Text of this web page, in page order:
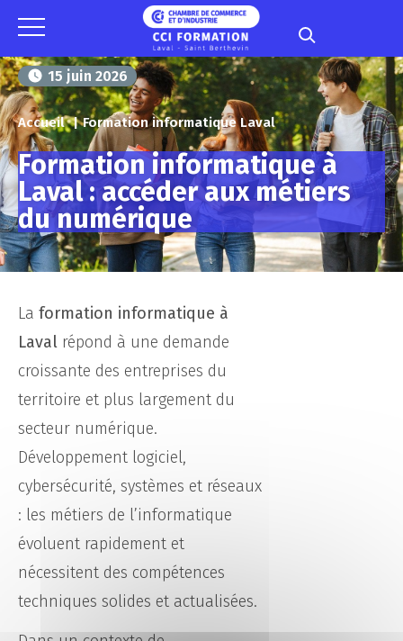
Accueil Formation informatique Laval
15 juin 2026
Formation informatique à
Laval : accéder aux métiers
du numérique​
La formation informatique à
Laval répond à une demande
croissante des entreprises du
territoire et plus largement du
secteur numérique.
Développement logiciel,
cybersécurité, systèmes et réseaux
: les métiers de l’informatique
évoluent rapidement et
nécessitent des compétences
techniques solides et actualisées.
Panneau de gestion des cookies